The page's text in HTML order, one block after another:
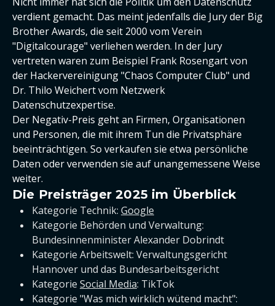
verdient gemacht. Das meint jedenfalls die Jury der Big
Brother Awards, die seit 2000 vom Verein
"Digitalcourage" verliehen werden. In der Jury
vertreten waren zum Beispiel Frank Rosengart von
der Hackervereinigung "Chaos Computer Club" und
Dr. Thilo Weichert vom Netzwerk
Datenschutzexpertise.
Der Negativ-Preis geht an Firmen, Organisationen
und Personen, die mit ihrem Tun die Privatsphäre
beeinträchtigen. So verkaufen sie etwa persönliche
Daten oder verwenden sie auf unangemessene Weise
weiter.
Die Preisträger 2025 im Überblick
Kategorie Technik: Google
Kategorie Behörden und Verwaltung:
Bundesinnenminister Alexander Dobrindt
Kategorie Arbeitswelt: Verwaltungsgericht
Hannover und das Bundesarbeitsgericht
Kategorie Social Media: TikTok
Kategorie "Was mich wirklich wütend macht":